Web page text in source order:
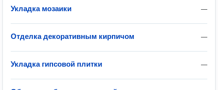
—
Укладка мозаики
—
Отделка декоративным кирпичом
—
Укладка гипсовой плитки